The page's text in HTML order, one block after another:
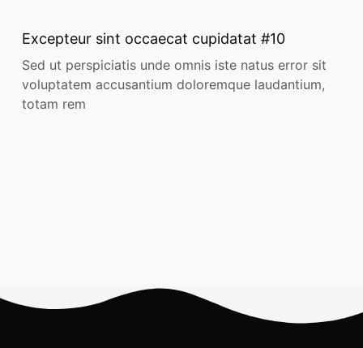
Excepteur sint occaecat cupidatat #10
Sed ut perspiciatis unde omnis iste natus error sit
voluptatem accusantium doloremque laudantium,
totam rem